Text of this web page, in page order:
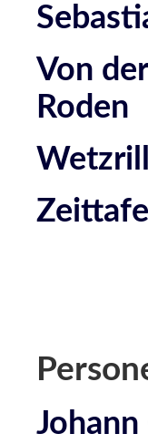
Von
Roden